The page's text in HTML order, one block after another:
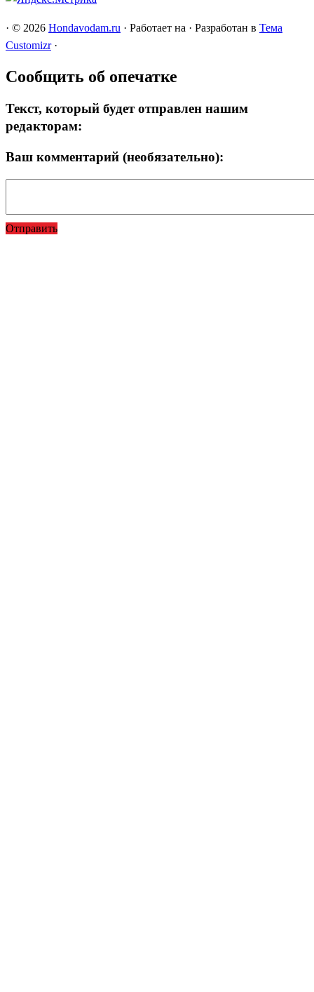
· © 2026 Hondavodam.ru · Работает на · Разработан в Тема
Customizr ·
Сообщить об опечатке
Текст, который будет отправлен нашим
редакторам:
Ваш комментарий (необязательно):
Отправить